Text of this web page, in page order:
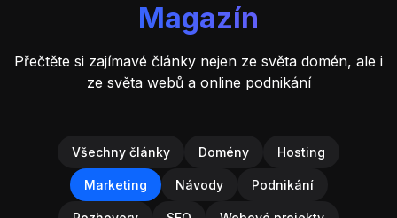
Magazín
Přečtěte si zajímavé články nejen ze světa domén, ale i
ze světa webů a online podnikání
Všechny články Domény Hosting
Marketing Návody Podnikání